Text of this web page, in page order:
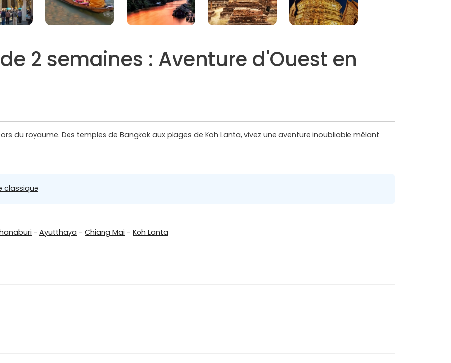
2 semaines : Aventure d'Ouest en
du royaume. Des temples de Bangkok aux plages de Koh Lanta, vivez une aventure inoubliable mêlant
classique
- Ayutthaya - Chiang Mai - Koh Lanta